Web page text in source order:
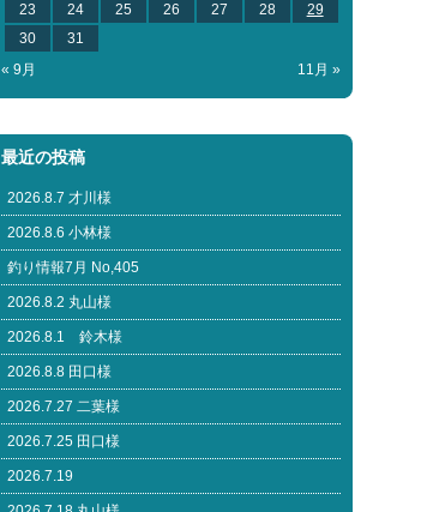
23
24 25 26 27 28
29
30
31
« 9月
11月 »
最近の投稿
2026.8.7 才川様
2026.8.6 小林様
釣り情報7月 No,405
2026.8.2 丸山様
2026.8.1 鈴木様
2026.8.8 田口様
2026.7.27 二葉様
2026.7.25 田口様
2026.7.19